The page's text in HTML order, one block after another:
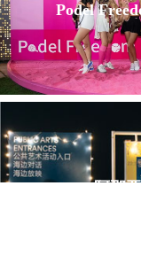
Podel
阿那